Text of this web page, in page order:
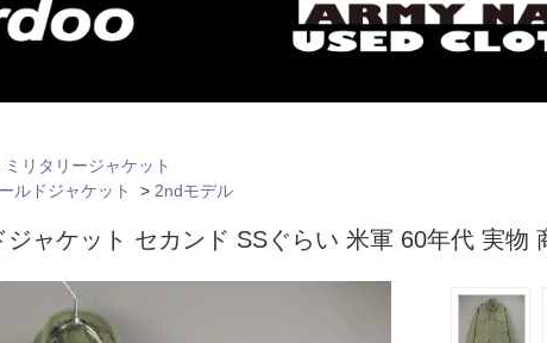
ミリタリージャケット
ルドジャケット > 2ndモデル
ャケット セカンド SSぐらい 米軍 60年代 実物